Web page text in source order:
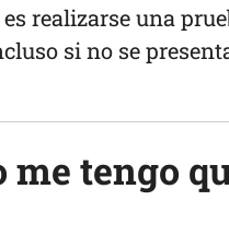
realizarse una
si no se
me tengo